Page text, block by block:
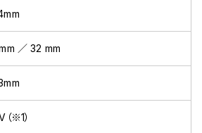
／ 32 mm
（※1）